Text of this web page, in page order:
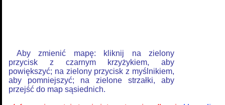
Aby zmienić mapę: kliknij na zielony
przycisk z czarnym krzyżykiem, aby
powiększyć; na zielony przycisk z myślnikiem,
aby pomniejszyć; na zielone strzałki, aby
przejść do map sąsiednich.